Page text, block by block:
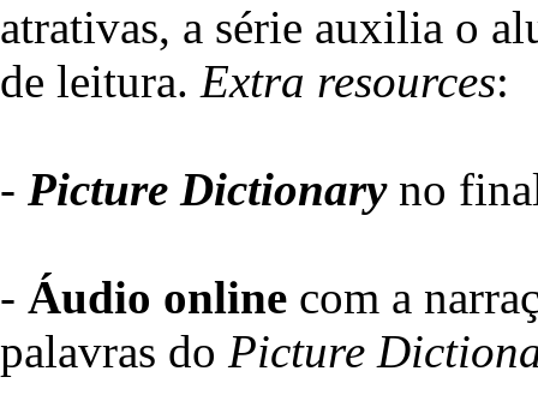
atrativas, a série auxilia o
de leitura. Extra resources:
- Picture Dictionaryno
- Áudio online com a
palavras do Picture